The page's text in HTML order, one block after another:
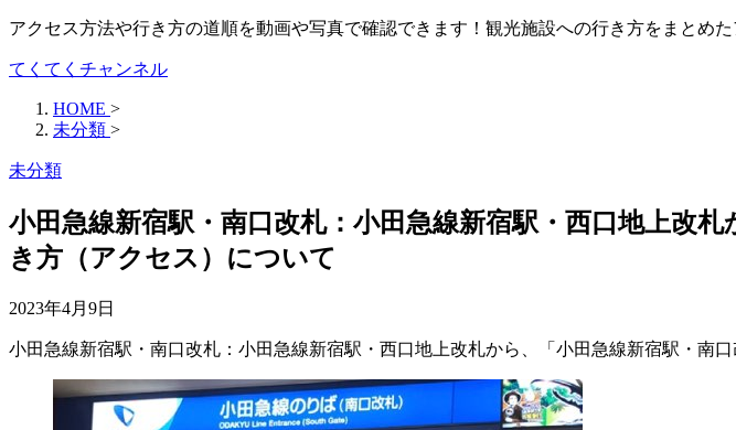
アクセス方法や行き方の道順を動画や写真で確認できます！観光施設への行き方をまとめ
てくてくチャンネル
HOME >
未分類 >
未分類
小田急線新宿駅・南口改札：小田急線新宿駅・西口地上改
き方（アクセス）について
2023年4月9日
小田急線新宿駅・南口改札：小田急線新宿駅・西口地上改札から、「小田急線新宿駅・南